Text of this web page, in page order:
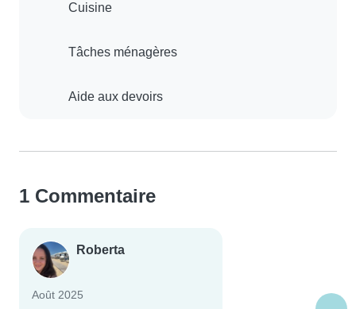
Cuisine
Tâches ménagères
Aide aux devoirs
1 Commentaire
Roberta
Août 2025